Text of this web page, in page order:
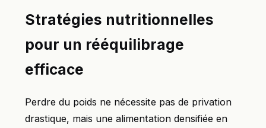
Stratégies nutritionnelles
pour un rééquilibrage
efficace
Perdre du poids ne nécessite pas de privation
drastique, mais une alimentation densifiée en